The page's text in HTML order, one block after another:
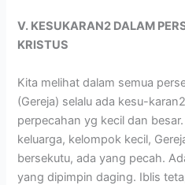
V. KESUKARAN2 DALAM
KRISTUS
Kita melihat dalam semua
(Gereja) selalu ada kesu-
perpecahan yg kecil dan
keluarga, kelompok kecil,
bersekutu, ada yang pecah.
yang dipimpin daging. Iblis